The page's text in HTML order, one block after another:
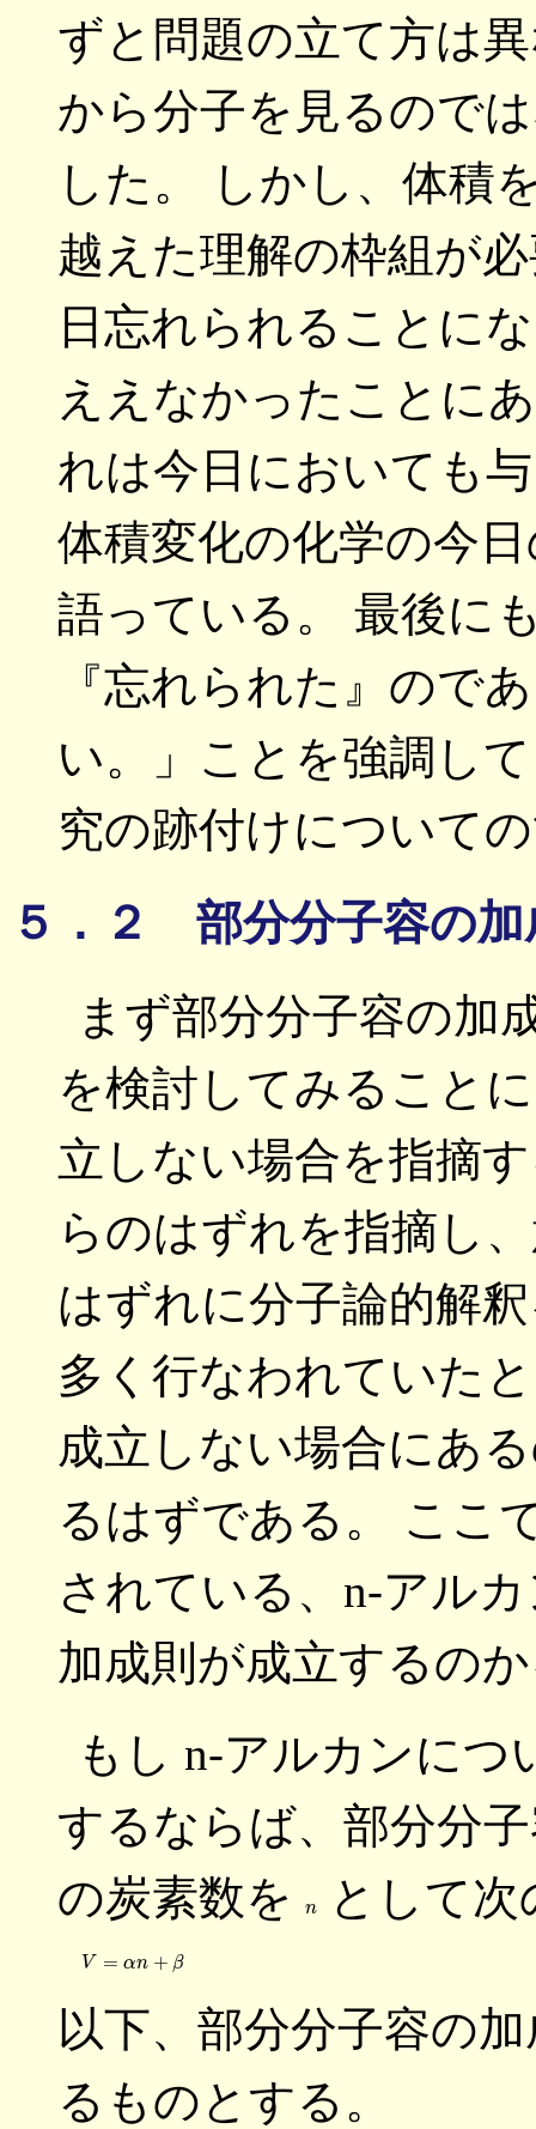
ずと問題の立て方は
から分子を見るので
した。 しかし、体積
越えた理解の枠組が
日忘れられることに
ええなかったことに
れは今日においても
体積変化の化学の今
語っている。 最後に
『忘れられた』ので
い。」ことを強調し
究の跡付けについて
５．２ 部分分子容の加
まず部分分子容の加
を検討してみること
立しない場合を指摘
らのはずれを指摘し
はずれに分子論的解
多く行なわれていた
成立しない場合にあ
るはずである。 ここ
されている、n-アル
加成則が成立するの
もし n-アルカンにつ
するならば、部分分
の炭素数を として次
以下、部分分子容の
るものとする。